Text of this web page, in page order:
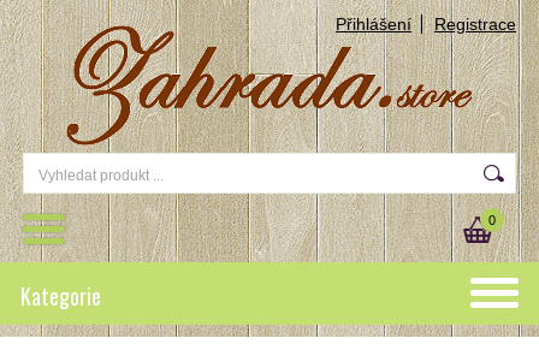
Přihlášení Registrace
0
Kategorie